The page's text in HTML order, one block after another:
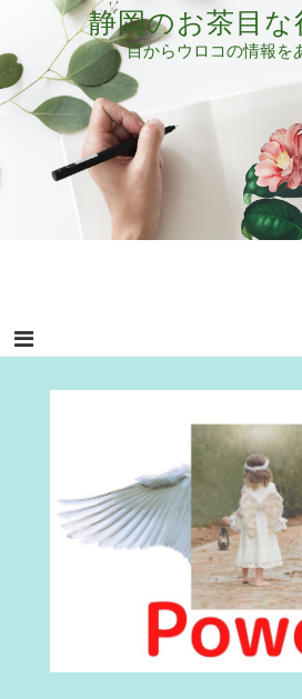
テ
ン
ツ
キ
静岡のお茶目な
目からウロコの情報を